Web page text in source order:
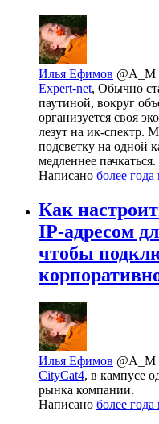
Илья Ефимов @A_M
Expert-net, Обычно
паутиной, вокруг
организуется своя
лезут на ик-спектр.
подсветку на одной
медленнее пачкаться.
Написано более года
Как
IP-адресом
чтобы
Илья Ефимов @A_M
CityCat4, в кампусе
рынка компании.
Написано более года